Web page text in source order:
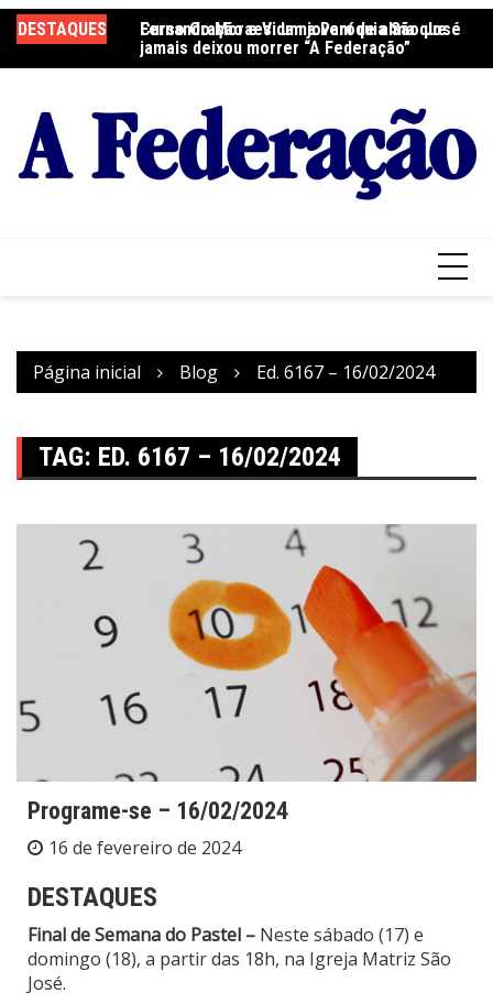
para
o
DESTAQUES
Fernando Moraes: um jovem de alma que
jamais deixou morrer “A Federação”
Curso Oração e Vida na Paróquia São José
Página inicial Blog Ed. 6167 – 16/02/2024
TAG: ED. 6167 – 16/02/2024
Programe-se – 16/02/2024
16 de fevereiro de 2024
DESTAQUES
Final de Semana do Pastel – Neste sábado (17) e
domingo (18), a partir das 18h, na Igreja Matriz São
José.